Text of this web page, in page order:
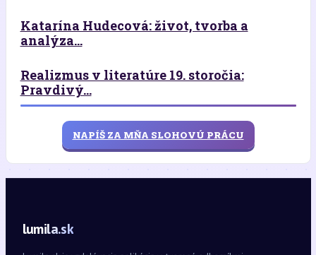
Katarína Hudecová: život, tvorba a
analýza...
Realizmus v literatúre 19. storočia:
Pravdivý...
NAPÍŠ ZA MŇA SLOHOVÚ PRÁCU
lumila.sk